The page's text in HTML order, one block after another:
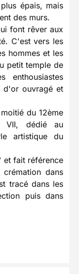
épais, mais
des murs.
font rêver aux
C'est vers les
hommes et les
petit temple de
enthousiastes
d'or ouvragé et
du 12ème
VII, dédié au
artistique du
et fait référence
dans
tracé dans les
puis dans